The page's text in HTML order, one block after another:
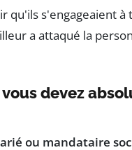
qu'ils s'engageaient à
a attaqué la
vous devez
ou mandataire